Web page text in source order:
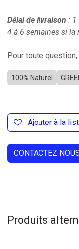
Délai de livraison : 1
4 à 6 semaines si la
Pour toute
100% Naturel
Ajouter à la
CONTACTEZ
Produits